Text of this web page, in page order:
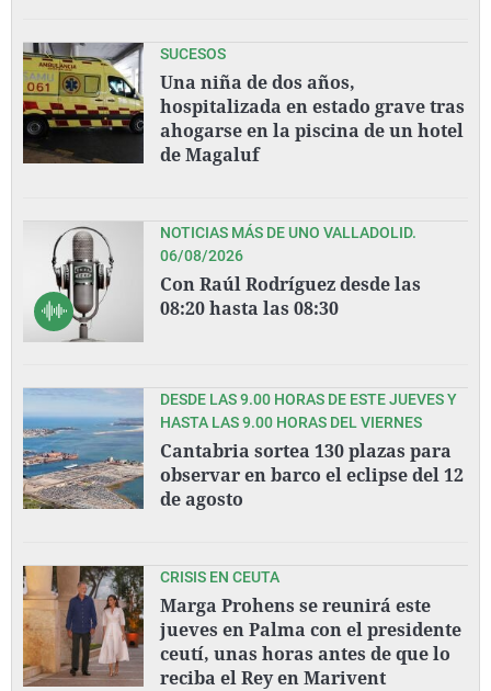
SUCESOS
Una niña de dos años,
hospitalizada en estado grave tras
ahogarse en la piscina de un hotel
de Magaluf
NOTICIAS MÁS DE UNO VALLADOLID.
06/08/2026
Con Raúl Rodríguez desde las
08:20 hasta las 08:30
DESDE LAS 9.00 HORAS DE ESTE JUEVES Y
HASTA LAS 9.00 HORAS DEL VIERNES
Cantabria sortea 130 plazas para
observar en barco el eclipse del 12
de agosto
CRISIS EN CEUTA
Marga Prohens se reunirá este
jueves en Palma con el presidente
ceutí, unas horas antes de que lo
reciba el Rey en Marivent